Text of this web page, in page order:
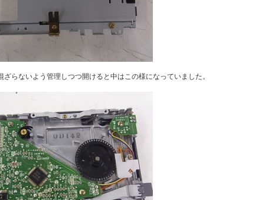
ざらないよう管理しつつ開けると中はこの様になっていました。